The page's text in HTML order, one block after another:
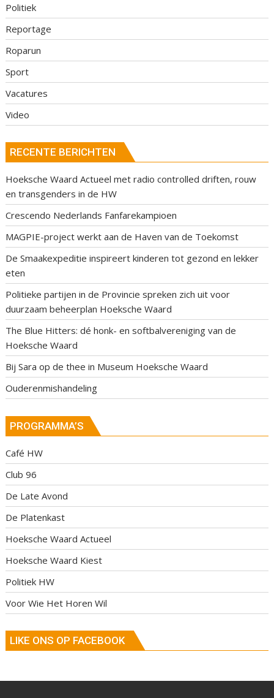
Politiek
Reportage
Roparun
Sport
Vacatures
Video
RECENTE BERICHTEN
Hoeksche Waard Actueel met radio controlled driften, rouw
en transgenders in de HW
Crescendo Nederlands Fanfarekampioen
MAGPIE-project werkt aan de Haven van de Toekomst
De Smaakexpeditie inspireert kinderen tot gezond en lekker
eten
Politieke partijen in de Provincie spreken zich uit voor
duurzaam beheerplan Hoeksche Waard
The Blue Hitters: dé honk- en softbalvereniging van de
Hoeksche Waard
Bij Sara op de thee in Museum Hoeksche Waard
Ouderenmishandeling
PROGRAMMA’S
Café HW
Club 96
De Late Avond
De Platenkast
Hoeksche Waard Actueel
Hoeksche Waard Kiest
Politiek HW
Voor Wie Het Horen Wil
LIKE ONS OP FACEBOOK